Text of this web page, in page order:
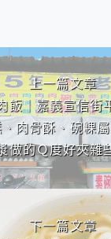
上一篇文章
飯｜嘉義宣信街
肉骨酥、碗粿
做的Ｑ度好夾雜
吃！
下一篇文章